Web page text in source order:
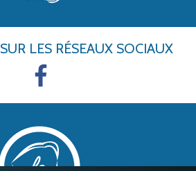
SUR LES RÉSEAUX SOCIAUX